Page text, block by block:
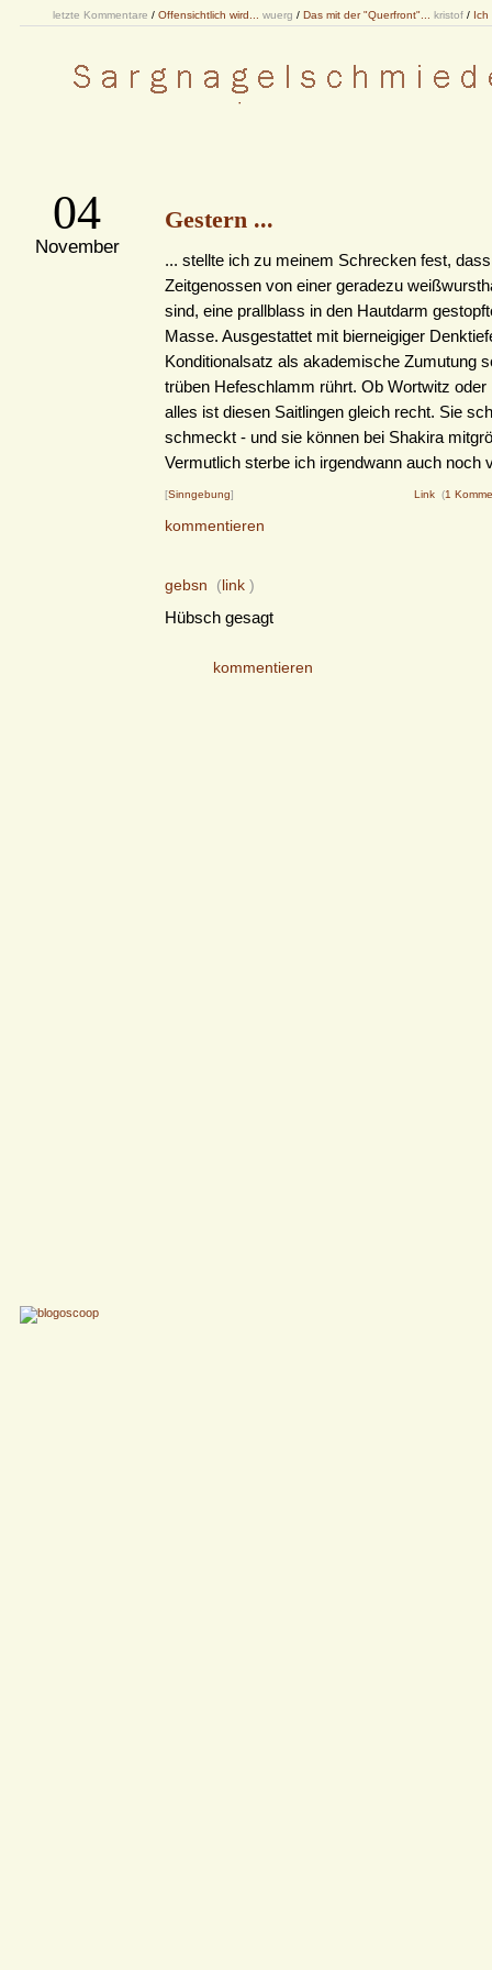
letzte Kommentare / Offensichtlich wird... wuerg / Das mit der "Querfront"... kristof / Ich
04
November
Gestern ...
... stellte ich zu meinem Schrecken fest,
Zeitgenossen von einer geradezu
sind, eine prallblass in den Hautdarm
Masse. Ausgestattet mit bierneigiger
Konditionalsatz als akademische Zumutung
trüben Hefeschlamm rührt. Ob Wortwitz oder
alles ist diesen Saitlingen gleich recht. Sie
schmeckt - und sie können bei Shakira
Vermutlich sterbe ich irgendwann auch noch
[Sinngebung] Link (1
kommentieren
gebsn (link )
Hübsch gesagt
kommentieren